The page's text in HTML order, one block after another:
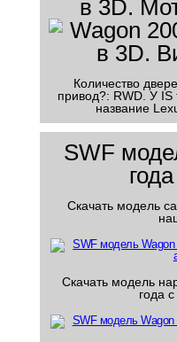
Количество
привод?: RWD. У IS
название
SWF
Скачать модель
Скачать модель
года